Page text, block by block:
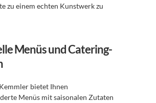
zu einem echten Kunstwerk zu
Menüs und Catering-
bietet Ihnen
Menüs mit saisonalen Zutaten